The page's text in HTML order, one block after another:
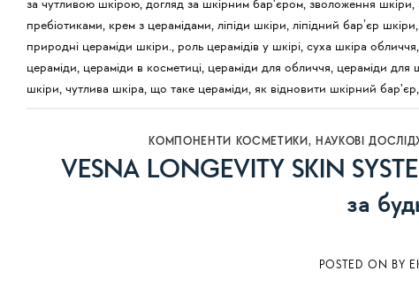
за чутливою шкірою, догляд за шкірним бар'єром, зволоження шкіри,
пребіотиками, крем з церамідами, ліпіди шкіри, ліпідний бар’єр шкіри,
природні цераміди шкіри., роль церамідів у шкірі, суха шкіра обличчя,
цераміди, цераміди в косметиці, цераміди для обличчя, цераміди для
шкіри, чутлива шкіра, що таке цераміди, як відновити шкірний бар'єр,
КОМПОНЕНТИ КОСМЕТИКИ , НАУКОВІ
VESNA LONGEVITY SKIN
за
POSTED ON BY